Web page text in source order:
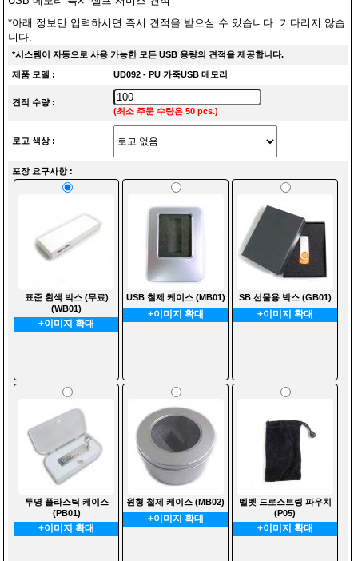
*아래 정보만 입력하시면 즉시 견적을 받으실 수 있습니다. 기다리지 않습
니다.
*시스템이 자동으로 사용 가능한 모든 USB 용량의 견적을 제공합니다.
제품 모델 : UD092 - PU 가죽USB 메모리
견적 수량 :
(최소 주문 수량은 50 pcs.)
로고 색상 :
포장 요구사항 :
표준 흰색 박스 (무료)
(WB01)
+이미지 확대
USB 철제 케이스 (MB01)
+이미지 확대
SB 선물용 박스 (GB01)
+이미지 확대
투명 플라스틱 케이스
(PB01)
+이미지 확대
원형 철제 케이스 (MB02)
+이미지 확대
벨벳 드로스트링 파우치
(P05)
+이미지 확대